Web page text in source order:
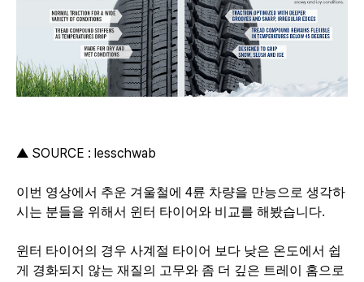
▲ SOURCE : lesschwab
이번 영상에서 추운 겨울철에 4륜 차량을 만능으로 생각하
시는 분들을 위해서 윈터 타이어와 비교를 해봤습니다.
윈터 타이어의 경우 사계절 타이어 보다 낮은 온도에서 쉽
게 경화되지 않는 재질의 고무와 좀 더 깊은 트레이 홈으로